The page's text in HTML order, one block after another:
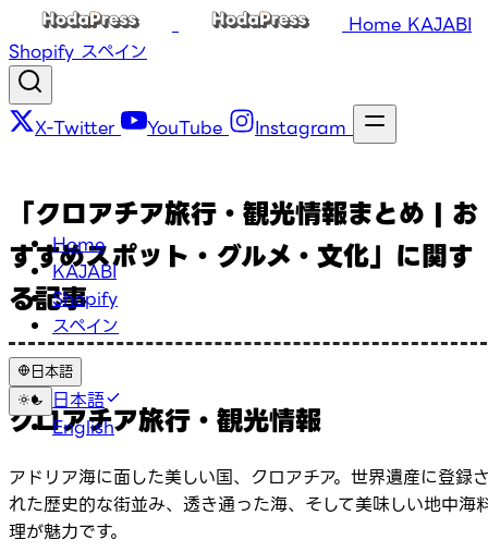
Home KAJABI
Shopify スペイン
X-Twitter YouTube Instagram
Home
KAJABI
Shopify
スペイン
日本語
日本語
English
「クロアチア旅行・観光情報まとめ | お
すすめスポット・グルメ・文化」に関す
る記事
クロアチア旅行・観光情報
アドリア海に面した美しい国、クロアチア。世界遺産に登録
れた歴史的な街並み、透き通った海、そして美味しい地中海
理が魅力です。